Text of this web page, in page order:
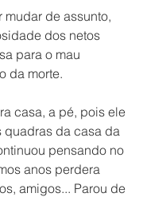
mudar de assunto,
dos netos
para o mau
da morte.
casa, a pé, pois ele
quadras da casa da
pensando no
anos perdera
amigos... Parou de